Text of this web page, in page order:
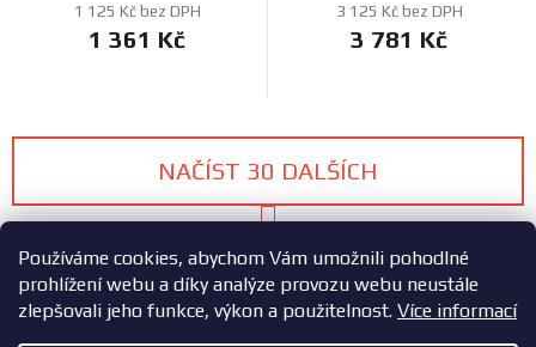
Používáme cookies, abychom Vám umožnili pohodlné
prohlížení webu a díky analýze provozu webu neustále
zlepšovali jeho funkce, výkon a použitelnost. Více informací
1 125 Kč bez DPH
1 361 Kč
3 125 Kč bez DPH
3 781 Kč
O
v
l
á
NAČÍST 30 DALŠÍCH
S
r
á
n
70 položek celkem